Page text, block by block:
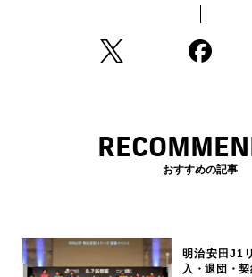
おすすめの記事
明治安田J1
入・退団・